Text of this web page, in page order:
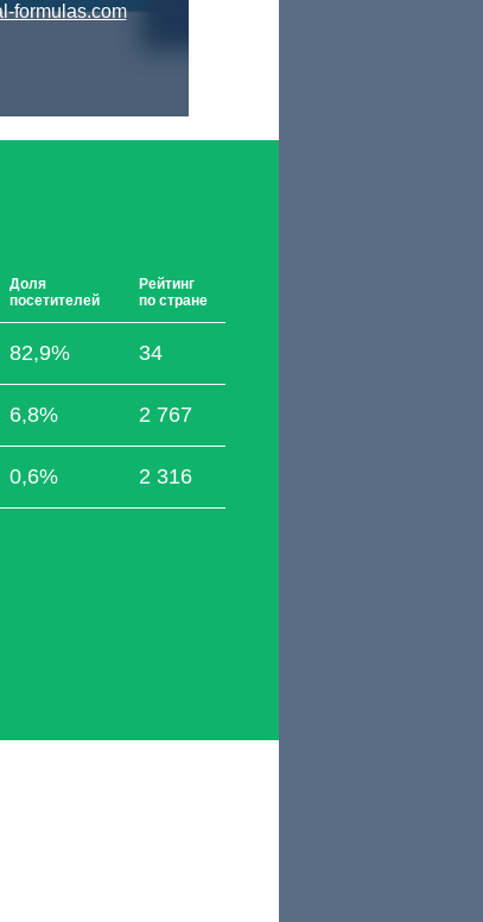
formulas.com
Доля
посетителей
Рейтинг
по стране
82,9% 34
6,8% 2 767
0,6% 2 316